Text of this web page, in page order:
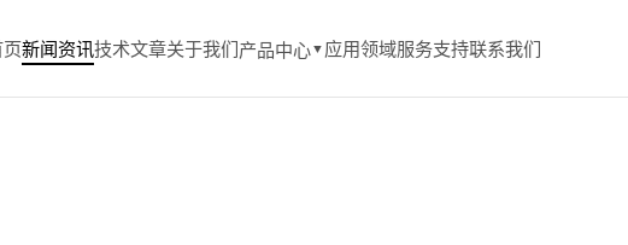
新闻资讯技术文章关于我们产品中心▼ 应用领域服务支持联系我们